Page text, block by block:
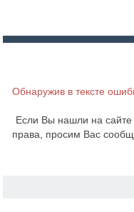
Обнаружив в тексте
Если Вы нашли на
права, просим Вас